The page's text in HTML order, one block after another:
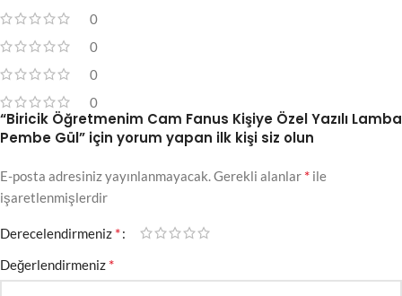
0
0
0
0
“Biricik Öğretmenim Cam Fanus Kişiye Özel Yazılı Lamba
Pembe Gül” için yorum yapan ilk kişi siz olun
E-posta adresiniz yayınlanmayacak. Gerekli alanlar * ile
işaretlenmişlerdir
Derecelendirmeniz *
Değerlendirmeniz *